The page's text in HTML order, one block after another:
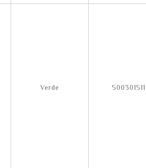
Verde 500301511